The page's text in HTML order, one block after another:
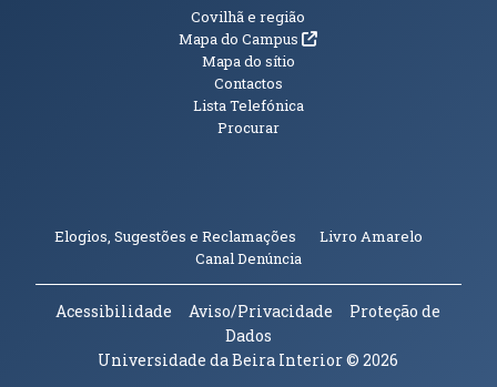
Informações Adicionais
Covilhã e região
Mapa do Campus(abre em nova janela)
Mapa do sítio
Contactos
Lista Telefónica
Procurar
Elogios, Sugestões e Reclamações Livro Amarelo
Canal Denúncia(abre em nova janela)
Acessibilidade Aviso/Privacidade
Proteção de
Dados
Universidade da Beira Interior© 2026